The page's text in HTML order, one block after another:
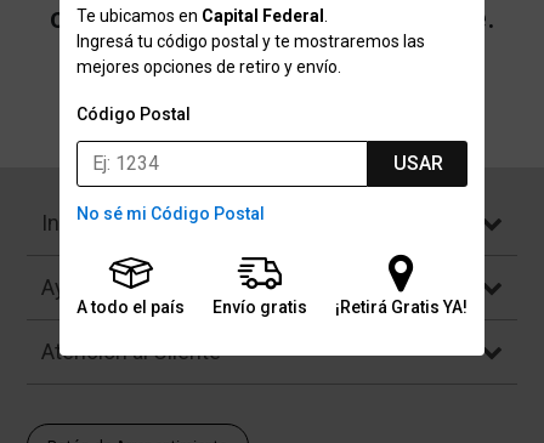
Te ubicamos en Capital Federal
Ingresá tu código postal y te mostraremos las
mejores opciones de retiro y envío.
Código Postal
USAR
No sé mi Código Postal
A todo el país Envío gratis ¡Retirá Gratis YA!
categoría "Patines" que buscaste.
Volver a la página de inicio
Institucional
Ayuda
Atención al Cliente